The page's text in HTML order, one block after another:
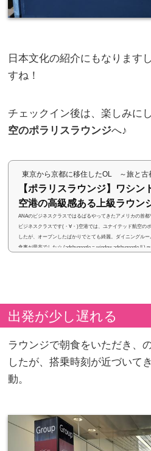
日本文化の紹介にもなります
すね！
チェックイン後は、楽しみに
空のポラリスラウンジへ♪
東京から京都に移住したOL ～旅と古
【ポラリスラウンジ】ワシン
空港の高級感ある上級ラウン
ANAのビジネスクラスではるばるやってきたアメリカの首
ビジネスクラスです(・∀・)空港では、ユナイテッド航空の
したが、オープンしたばかりでとても綺麗。ダイニングル
食事が最高でした☆ (adsbygoogle = window.adsbygoogle ||
出発が少し遅れる
ラウンジで朝食をいただき、
したが、搭乗時刻が近づいて
動。